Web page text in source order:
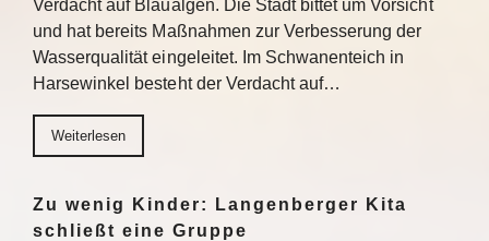
Verdacht auf Blaualgen. Die Stadt bittet um Vorsicht
und hat bereits Maßnahmen zur Verbesserung der
Wasserqualität eingeleitet. Im Schwanenteich in
Harsewinkel besteht der Verdacht auf…
Weiterlesen
Zu wenig Kinder: Langenberger Kita
schließt eine Gruppe